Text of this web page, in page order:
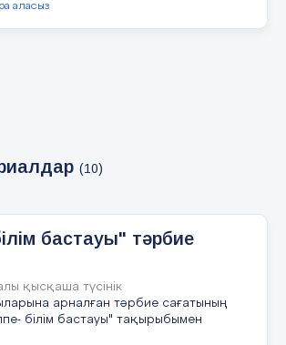
Аяна
аласыз
(10)
бастауы" тәрбие
қысқаша түсінік
арналған тәрбие сағатының
білім бастауы" тақырыбымен